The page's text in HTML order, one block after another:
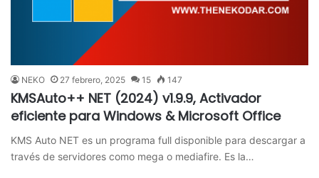
NEKO 27 febrero, 2025 15 147
KMSAuto++ NET (2024) v1.9.9, Activador
eficiente para Windows & Microsoft Office
KMS Auto NET es un programa full disponible para descargar a
través de servidores como mega o mediafire. Es la…